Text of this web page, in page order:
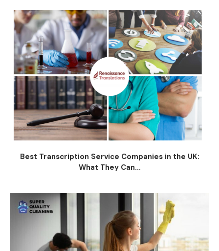
Best Transcription Service Companies in the UK:
What They Can...